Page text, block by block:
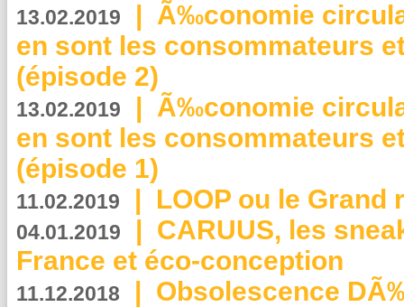
13.02.2019 | Ã‰conomie
en sont les consommateurs
(épisode 2)
13.02.2019 | Ã‰conomie
en sont les consommateurs
(épisode 1)
11.02.2019 | LOOP ou le Grand
04.01.2019 | CARUUS, les
France et éco-conception
11.12.2018 | Obsolescence